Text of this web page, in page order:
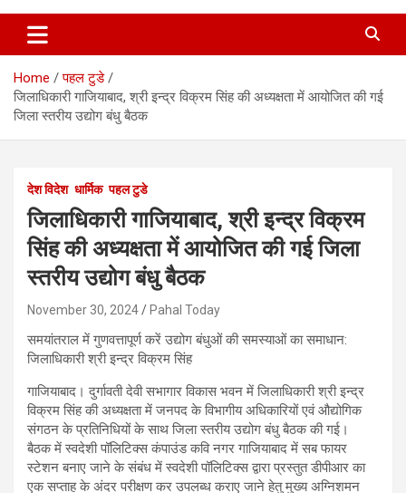
Home
पहल टुडे
जिलाधिकारी गाजियाबाद, श्री इन्द्र विक्रम सिंह की अध्यक्षता में आयोजित की गई
जिला स्तरीय उद्योग बंधु बैठक
देश विदेश धार्मिक पहल टुडे
जिलाधिकारी गाजियाबाद, श्री इन्द्र विक्रम
सिंह की अध्यक्षता में आयोजित की गई जिला
स्तरीय उद्योग बंधु बैठक
November 30, 2024 Pahal Today
समयांतराल में गुणवत्तापूर्ण करें उद्योग बंधुओं की समस्याओं का समाधान:
जिलाधिकारी श्री इन्द्र विक्रम सिंह
गाजियाबाद। दुर्गावती देवी सभागार विकास भवन में जिलाधिकारी श्री इन्द्र
विक्रम सिंह की अध्यक्षता में जनपद के विभागीय अधिकारियों एवं औद्योगिक
संगठन के प्रतिनिधियों के साथ जिला स्तरीय उद्योग बंधु बैठक की गई।
बैठक में स्वदेशी पॉलिटिक्स कंपाउंड कवि नगर गाजियाबाद में सब फायर
स्टेशन बनाए जाने के संबंध में स्वदेशी पॉलिटिक्स द्वारा प्रस्तुत डीपीआर का
एक सप्ताह के अंदर परीक्षण कर उपलब्ध कराए जाने हेतु मुख्य अग्निशमन